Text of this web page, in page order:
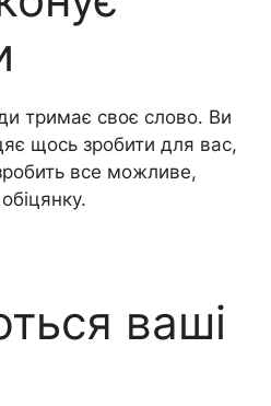
тримає своє слово. Ви
щось зробити для вас,
зробить все можливе,
ваші